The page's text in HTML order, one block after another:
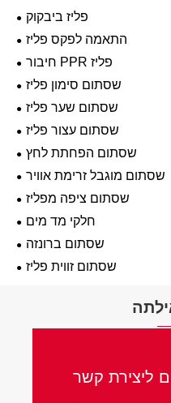
פליז ביבקוק
התאמה לפקס פליז
חיבור PPR פליז
שסתום סימון פליז
שסתום שער פליז
שסתום עצור פליז
שסתום הפחתת לחץ
שסתום מוגבל זרימת אוויר
שסתום ציפה מפליז
חלקי מד מים
שסתום ברונזה
שסתום זווית פליז
ליצירת קשר